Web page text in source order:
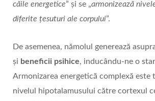
căile energetice” și se „armonizează
diferite țesuturi ale corpului”.
De asemenea, nămolul generează
și beneficii psihice, inducându-ne o
Armonizarea energetică complexă este
nivelul hipotalamusului către cortexul